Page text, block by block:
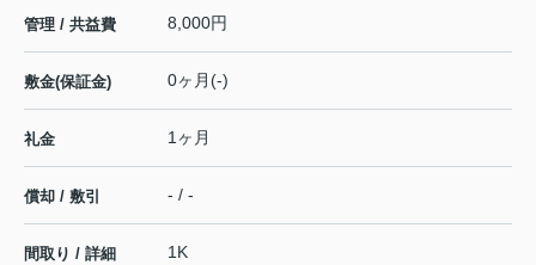
管理 / 共益費 8,000円
敷金(保証金) 0ヶ月(-)
礼金 1ヶ月
償却 / 敷引 - / -
間取り / 詳細
1K